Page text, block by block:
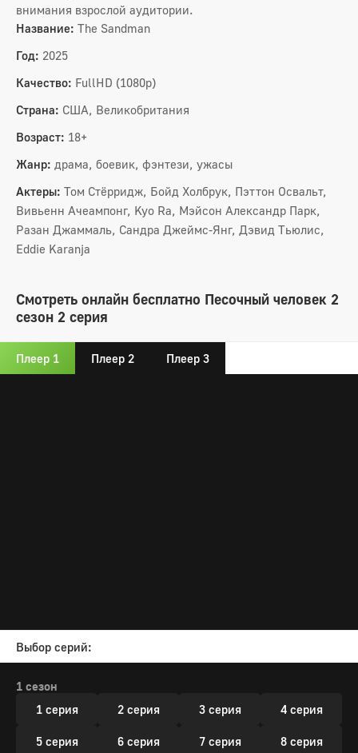
внимания взрослой аудитории.
Название: The Sandman
Год: 2025
Качество: FullHD (1080p)
Страна: США, Великобритания
Возраст: 18+
Жанр: драма, боевик, фэнтези, ужасы
Актеры: Том Стёрридж, Бойд Холбрук, Пэттон Освальт,
Вивьенн Ачеампонг, Kyo Ra, Мэйсон Александр Парк,
Разан Джаммаль, Сандра Джеймс-Янг, Дэвид Тьюлис,
Eddie Karanja
Смотреть онлайн бесплатно Песочный человек 2
сезон 2 серия
Плеер 1 Плеер 2 Плеер 3
Выбор серий:
1 сезон
1 серия
2 серия 3 серия 4 серия
5 серия 6 серия 7 серия 8 серия